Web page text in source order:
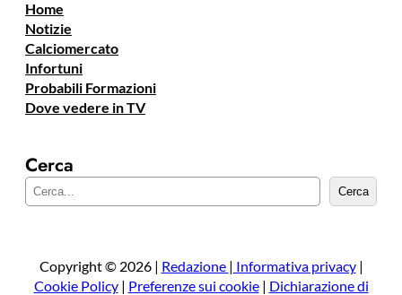
Home
Notizie
Calciomercato
Infortuni
Probabili Formazioni
Dove vedere in TV
Cerca
e
a
Cerca
Copyright © 2026 | Redazione | Informativa privacy|
Cookie Policy| Preferenze sui cookie| Dichiarazione di